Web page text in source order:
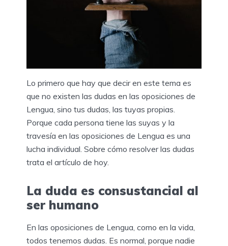
Lo primero que hay que decir en este tema es
que no existen las dudas en las oposiciones de
Lengua, sino tus dudas, las tuyas propias.
Porque cada persona tiene las suyas y la
travesía en las oposiciones de Lengua es una
lucha individual. Sobre cómo resolver las dudas
trata el artículo de hoy.
La duda es consustancial al
ser humano
En las oposiciones de Lengua, como en la vida,
todos tenemos dudas. Es normal, porque nadie